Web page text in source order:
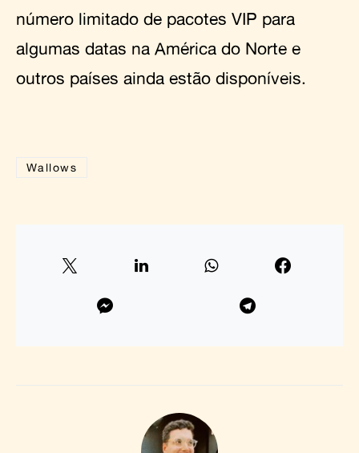
número limitado de pacotes VIP para
algumas datas na América do Norte e
outros países ainda estão disponíveis.
Wallows